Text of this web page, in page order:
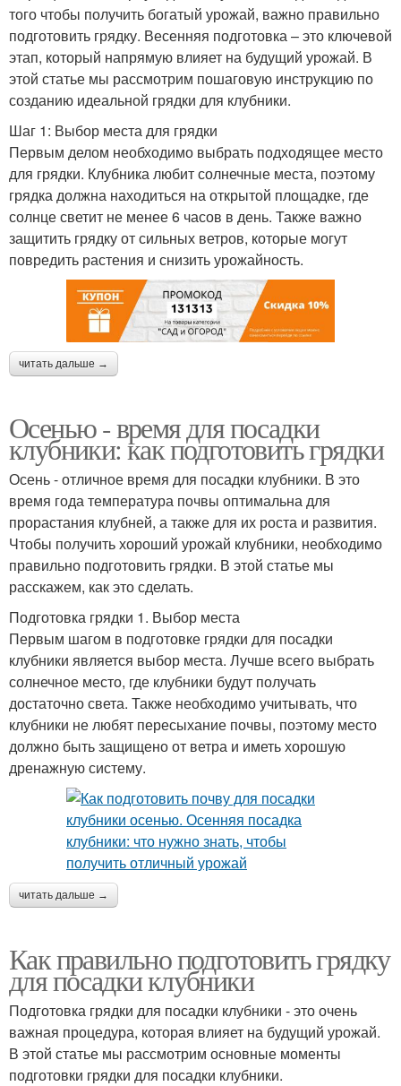
того чтобы получить богатый урожай, важно правильно
подготовить грядку. Весенняя подготовка – это ключевой
этап, который напрямую влияет на будущий урожай. В
этой статье мы рассмотрим пошаговую инструкцию по
созданию идеальной грядки для клубники.
Шаг 1: Выбор места для грядки
Первым делом необходимо выбрать подходящее место
для грядки. Клубника любит солнечные места, поэтому
грядка должна находиться на открытой площадке, где
солнце светит не менее 6 часов в день. Также важно
защитить грядку от сильных ветров, которые могут
повредить растения и снизить урожайность.
читать дальше →
Осенью - время для посадки
клубники: как подготовить грядки
Осень - отличное время для посадки клубники. В это
время года температура почвы оптимальна для
прорастания клубней, а также для их роста и развития.
Чтобы получить хороший урожай клубники, необходимо
правильно подготовить грядки. В этой статье мы
расскажем, как это сделать.
Подготовка грядки 1. Выбор места
Первым шагом в подготовке грядки для посадки
клубники является выбор места. Лучше всего выбрать
солнечное место, где клубники будут получать
достаточно света. Также необходимо учитывать, что
клубники не любят пересыхание почвы, поэтому место
должно быть защищено от ветра и иметь хорошую
дренажную систему.
читать дальше →
Как правильно подготовить грядку
для посадки клубники
Подготовка грядки для посадки клубники - это очень
важная процедура, которая влияет на будущий урожай.
В этой статье мы рассмотрим основные моменты
подготовки грядки для посадки клубники.